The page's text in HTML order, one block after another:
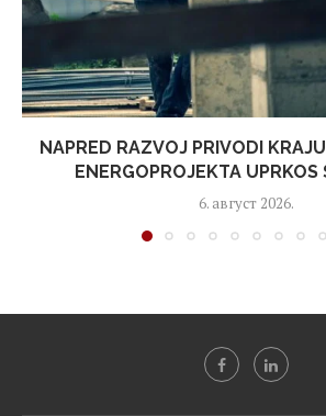
NAPRED RAZVOJ PRIVODI
ENERGOPROJEKTA UPRKOS
6. август 2026.